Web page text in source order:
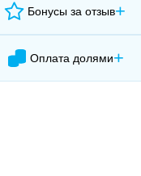
Бонусы за отзыв+
Оплата долями+